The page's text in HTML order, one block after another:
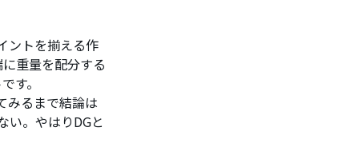
ントを揃える作
重量を配分する
す。
みるまで結論は
い。やはりDGと